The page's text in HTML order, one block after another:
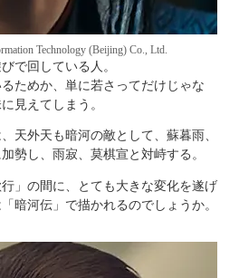
Technology (Beijing) Co., Ltd.
で回している人。
ためか、単に若さってだけじゃな
見えてしまう。
天外天も暗河の敵として、蘇暮雨、
勢し、雨寂、莫棋宣と対峙する。
」の間に、とても大きな変化を遂げ
暗河伝」で描かれるのでしょうか。